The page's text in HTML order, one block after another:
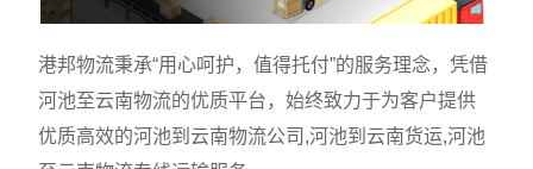
港邦物流秉承“用心呵护，值得托付”的服务理念，凭借
河池至云南物流的优质平台，始终致力于为客户提供
优质高效的河池到云南物流公司,河池到云南货运,河池